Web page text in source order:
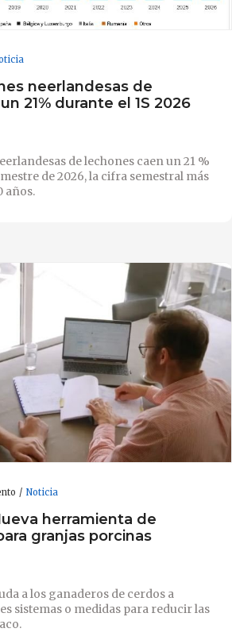
neerlandesas de
21% durante el 1S 2026
de lechones caen un 21 %
de 2026, la cifra semestral más
años.
Noticia
herramienta de
granjas porcinas
a los ganaderos de cerdos a
sistemas o medidas para reducir las